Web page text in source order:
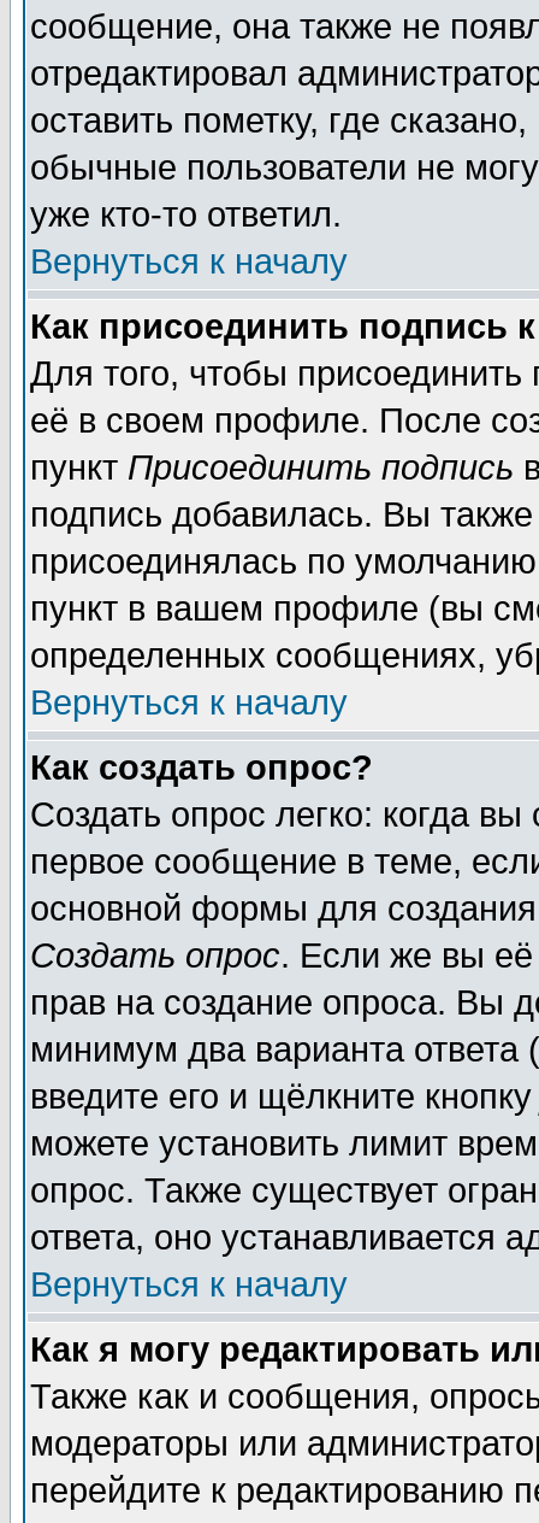
сообщение, она также не
отредактировал
оставить пометку, где
обычные пользователи не
уже кто-то ответил.
Вернуться к началу
Как присоединить подпись
Для того, чтобы
её в своем профиле. После
пункт Присоединить подпись
подпись добавилась. Вы
присоединялась по
пункт в вашем профиле (вы
определенных сообщениях,
Вернуться к началу
Как создать опрос?
Создать опрос легко: когда
первое сообщение в теме,
основной формы для
Создать опрос. Если же вы её
прав на создание опроса. Вы
минимум два варианта ответа
введите его и щёлкните
можете установить лимит
опрос. Также существует
ответа, оно устанавливается
Вернуться к началу
Как я могу редактировать
Также как и сообщения,
модераторы или
перейдите к редактированию